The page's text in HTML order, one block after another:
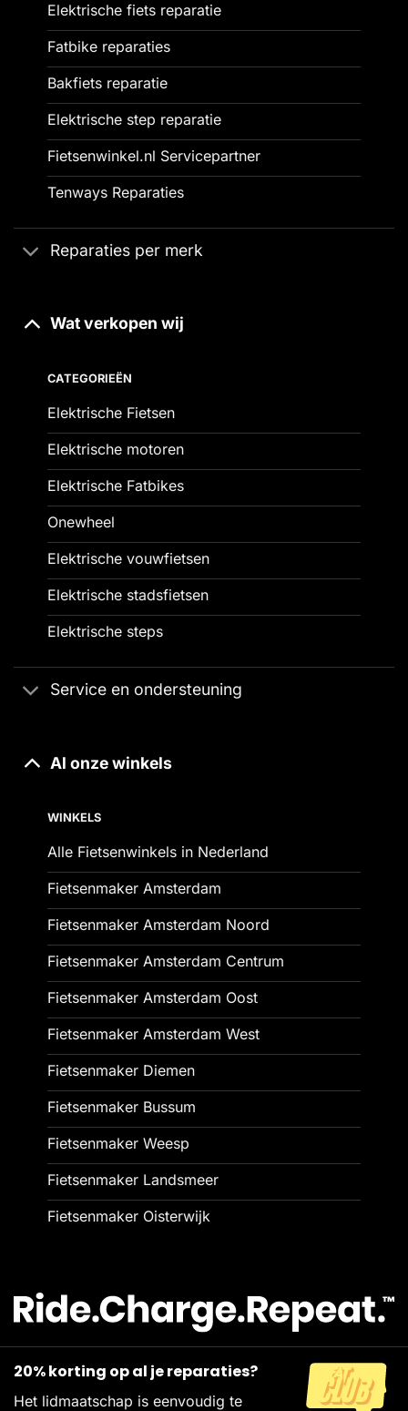
Elektrische fiets reparatie
Fatbike reparaties
Bakfiets reparatie
Elektrische step reparatie
Fietsenwinkel.nl Servicepartner
Tenways Reparaties
Reparaties per merk
Wat verkopen wij
CATEGORIEËN
Elektrische Fietsen
Elektrische motoren
Elektrische Fatbikes
Onewheel
Elektrische vouwfietsen
Elektrische stadsfietsen
Elektrische steps
Service en ondersteuning
Al onze winkels
WINKELS
Alle Fietsenwinkels in Nederland
Fietsenmaker Amsterdam
Fietsenmaker Amsterdam Noord
Fietsenmaker Amsterdam Centrum
Fietsenmaker Amsterdam Oost
Fietsenmaker Amsterdam West
Fietsenmaker Diemen
Fietsenmaker Bussum
Fietsenmaker Weesp
Fietsenmaker Landsmeer
Fietsenmaker Oisterwijk
20% korting op al je reparaties?
Het lidmaatschap is eenvoudig te